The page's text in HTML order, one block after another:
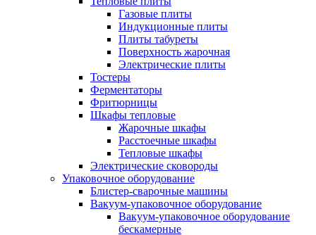
Газовые плиты
Индукционные плиты
Плиты табуреты
Поверхность жарочная
Электрические плиты
Тостеры
Ферментаторы
Фритюрницы
Шкафы тепловые
Жарочные шкафы
Расстоечные шкафы
Тепловые шкафы
Электрические сковороды
Упаковочное оборудование
Блистер-сварочные машины
Вакуум-упаковочное оборудование
Вакуум-упаковочное оборудование
беcкамерные